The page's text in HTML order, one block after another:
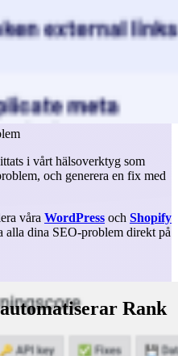
i vårt hälsoverktyg som
och generera en fix med
våra WordPress och Shopify
dina SEO-problem direkt på
Rank